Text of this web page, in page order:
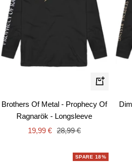
Brothers Of Metal - Prophecy Of
Ragnarök - Longsleeve
Angebotspreis
19,99 € Regulärer
28,99 €
SPARE 18%